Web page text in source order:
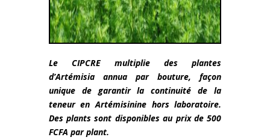
Le CIPCRE multiplie des plantes
d’Artémisia annua par bouture, façon
unique de garantir la continuité de la
teneur en Artémisinine hors laboratoire.
Des plants sont disponibles au prix de 500
FCFA par plant.